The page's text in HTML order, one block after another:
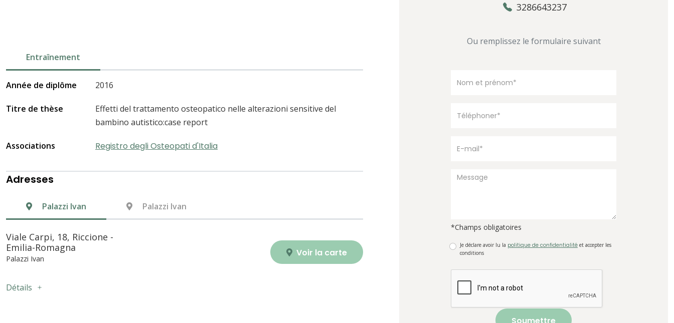
Entraînement
Année de diplôme 2016
Titre de thèse
Effetti del trattamento osteopatico nelle alterazioni sensitive del
bambino autistico:case report
Associations Registro degli Osteopati d'Italia
Adresses
Palazzi Ivan Palazzi Ivan
Viale Carpi, 18, Riccione -
Emilia-Romagna
Palazzi Ivan Voir la carte
Détails
3286643237
Ou remplissez le formulaire suivant
*Champs obligatoires
Je déclare avoir lu la politique de confidentialité et accepter les
conditions
Soumettre